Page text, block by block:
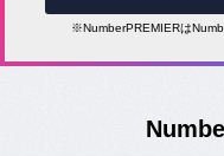
※NumberPREMIERは